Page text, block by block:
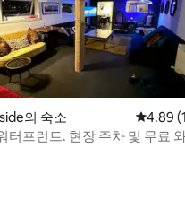
기 174개
의 숙소 평점
4.89
터프런트. 현장 주차 및 무료